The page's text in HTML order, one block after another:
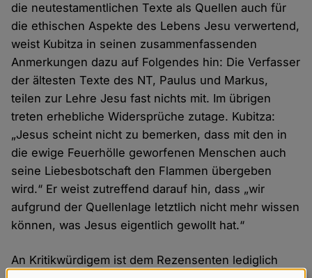
die neutestamentlichen Texte als Quellen auch für
die ethischen Aspekte des Lebens Jesu verwertend,
weist Kubitza in seinen zusammenfassenden
Anmerkungen dazu auf Folgendes hin: Die Verfasser
der ältesten Texte des NT, Paulus und Markus,
teilen zur Lehre Jesu fast nichts mit. Im übrigen
treten erhebliche Widersprüche zutage. Kubitza:
„Jesus scheint nicht zu bemerken, dass mit den in
die ewige Feuerhölle geworfenen Menschen auch
seine Liebesbotschaft den Flammen übergeben
wird.“ Er weist zutreffend darauf hin, dass „wir
aufgrund der Quellenlage letztlich nicht mehr wissen
können, was Jesus eigentlich gewollt hat.“
An Kritikwürdigem ist dem Rezensenten lediglich